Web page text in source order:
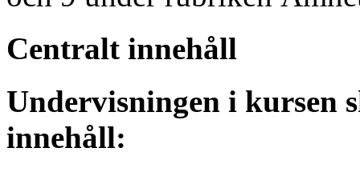
Centralt innehåll
Undervisningen i kursen
innehåll: